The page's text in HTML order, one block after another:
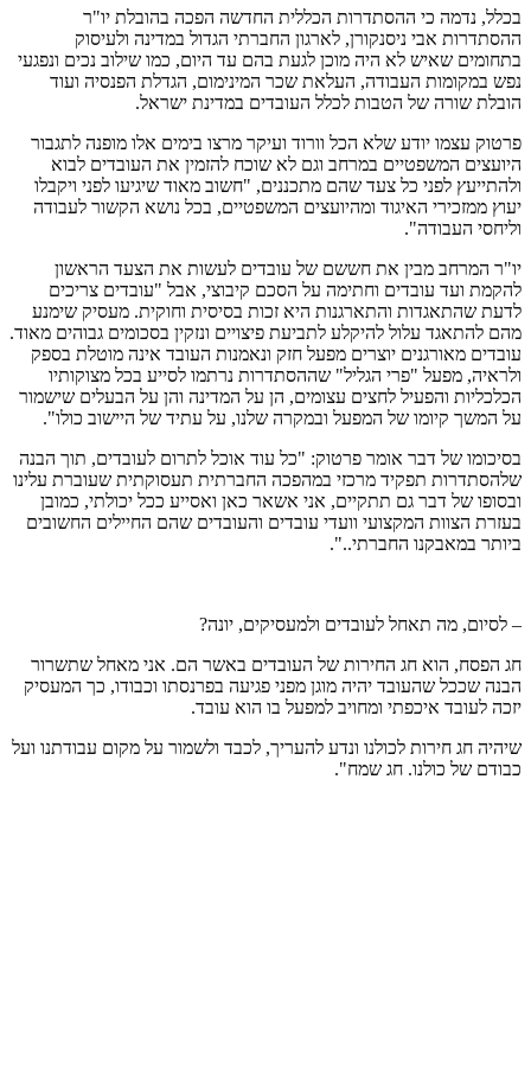
בכלל, נדמה כי ההסתדרות הכללית החדשה הפכה בהובלת יו"ר
ההסתדרות אבי ניסנקורן, לארגון החברתי הגדול במדינה ולעיסוק
בתחומים שאיש לא היה מוכן לגעת בהם עד היום, כמו שילוב נכים ונפגעי
נפש במקומות העבודה, העלאת שכר המינימום, הגדלת הפנסיה ועוד
הובלת שורה של הטבות לכלל העובדים במדינת ישראל.
פרטוק עצמו יודע שלא הכל וורוד ועיקר מרצו בימים אלו מופנה לתגבור
היועצים המשפטיים במרחב וגם לא שוכח להזמין את העובדים לבוא
ולהתייעץ לפני כל צעד שהם מתכננים, "חשוב מאוד שיגיעו לפני ויקבלו
יעוץ ממזכירי האיגוד ומהיועצים המשפטיים, בכל נושא הקשור לעבודה
וליחסי העבודה".
יו"ר המרחב מבין את חששם של עובדים לעשות את הצעד הראשון
להקמת ועד עובדים וחתימה על הסכם קיבוצי, אבל "עובדים צריכים
לדעת שהתאגדות והתארגנות היא זכות בסיסית וחוקית. מעסיק שימנע
מהם להתאגד עלול להיקלע לתביעת פיצויים ונזקין בסכומים גבוהים מאוד.
עובדים מאורגנים יוצרים מפעל חזק ונאמנות העובד אינה מוטלת בספק
ולראיה, מפעל "פרי הגליל" שההסתדרות נרתמו לסייע בכל מצוקותיו
הכלכליות והפעיל לחצים עצומים, הן על המדינה והן על הבעלים שישמור
על המשך קיומו של המפעל ובמקרה שלנו, על עתיד של היישוב כולו".
בסיכומו של דבר אומר פרטוק: "כל עוד אוכל לתרום לעובדים, תוך הבנה
שלהסתדרות תפקיד מרכזי במהפכה החברתית תעסוקתית שעוברת עלינו
ובסופו של דבר גם תתקיים, אני אשאר כאן ואסייע ככל יכולתי, כמובן
בעזרת הצוות המקצועי וועדי עובדים והעובדים שהם החיילים החשובים
ביותר במאבקנו החברתי..".
– לסיום, מה תאחל לעובדים ולמעסיקים, יונה?
חג הפסח, הוא חג החירות של העובדים באשר הם. אני מאחל שתשרור
הבנה שככל שהעובד יהיה מוגן מפני פגיעה בפרנסתו וכבודו, כך המעסיק
יזכה לעובד איכפתי ומחויב למפעל בו הוא עובד.
שיהיה חג חירות לכולנו ונדע להעריך, לכבד ולשמור על מקום עבודתנו ועל
כבודם של כולנו. חג שמח".